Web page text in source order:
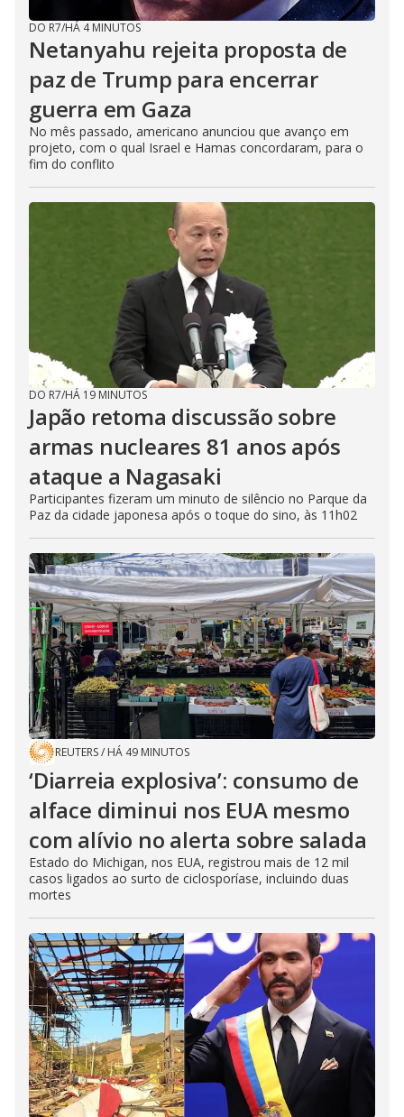
DO R7/HÁ 4 MINUTOS
Netanyahu rejeita proposta de
paz de Trump para encerrar
guerra em Gaza
No mês passado, americano anunciou que avanço em
projeto, com o qual Israel e Hamas concordaram, para o
fim do conflito
DO R7/HÁ 19 MINUTOS
Japão retoma discussão sobre
armas nucleares 81 anos após
ataque a Nagasaki
Participantes fizeram um minuto de silêncio no Parque da
Paz da cidade japonesa após o toque do sino, às 11h02
REUTERS/ HÁ 49 MINUTOS
‘Diarreia explosiva’: consumo de
alface diminui nos EUA mesmo
com alívio no alerta sobre salada
Estado do Michigan, nos EUA, registrou mais de 12 mil
casos ligados ao surto de ciclosporíase, incluindo duas
mortes